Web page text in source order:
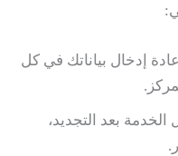
إدخال بياناتك في كل
بعد التجديد،